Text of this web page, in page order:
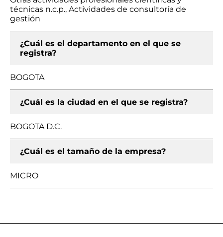
técnicas n.c.p., Actividades de consultoría de
gestión
¿Cuál es el departamento en el que se
registra?
BOGOTA
¿Cuál es la ciudad en el que se registra?
BOGOTA D.C.
¿Cuál es el tamaño de la empresa?
MICRO